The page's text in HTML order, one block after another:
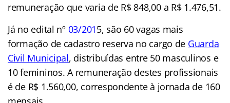
remuneração que varia de R$ 848,00 a R$ 1.476,51.
Já no edital nº 03/2015, são 60 vagas mais
formação de cadastro reserva no cargo de Guarda
Civil Municipal, distribuídas entre 50 masculinos e
10 femininos. A remuneração destes profissionais
é de R$ 1.560,00, correspondente à jornada de 160